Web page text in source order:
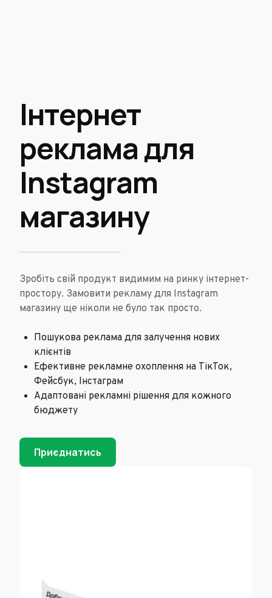
Інтернет
реклама для
Instagram
магазину
Зробіть свій продукт видимим на ринку інтернет-
простору. Замовити рекламу для Instagram
магазину ще ніколи не було так просто.
Пошукова реклама для залучення нових
клієнтів
Ефективне рекламне охоплення на ТікТок,
Фейсбук, Інстаграм
Адаптовані рекламні рішення для кожного
бюджету
Приєднатись